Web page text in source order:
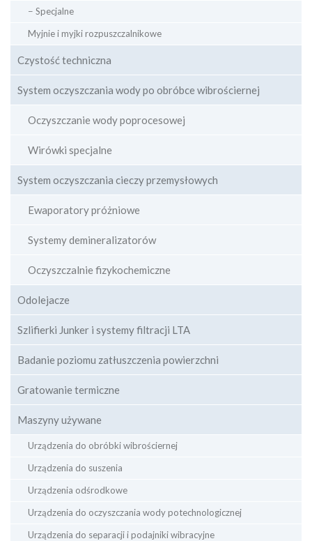
− Specjalne
Myjnie i myjki rozpuszczalnikowe
Czystość techniczna
System oczyszczania wody po obróbce wibrościernej
Oczyszczanie wody poprocesowej
Wirówki specjalne
System oczyszczania cieczy przemysłowych
Ewaporatory próżniowe
Systemy demineralizatorów
Oczyszczalnie fizykochemiczne
Odolejacze
Szlifierki Junker i systemy filtracji LTA
Badanie poziomu zatłuszczenia powierzchni
Gratowanie termiczne
Maszyny używane
Urządzenia do obróbki wibrościernej
Urządzenia do suszenia
Urządzenia odśrodkowe
Urządzenia do oczyszczania wody potechnologicznej
Urządzenia do separacji i podajniki wibracyjne